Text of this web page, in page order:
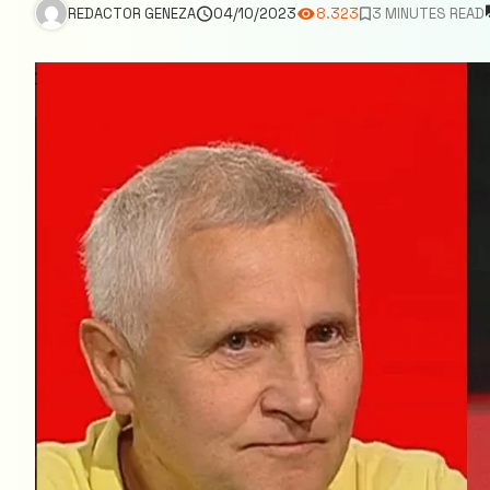
REDACTOR GENEZA 04/10/2023 8.323 3 MINUTES READ